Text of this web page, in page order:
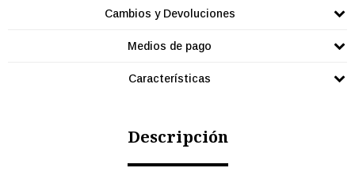
Cambios y Devoluciones
Medios de pago
Características
Descripción